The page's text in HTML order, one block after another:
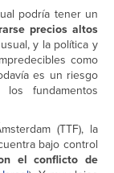
podría tener un
precios altos
y la política y
como
es un riesgo
fundamentos
(TTF), la
bajo control
el conflicto de